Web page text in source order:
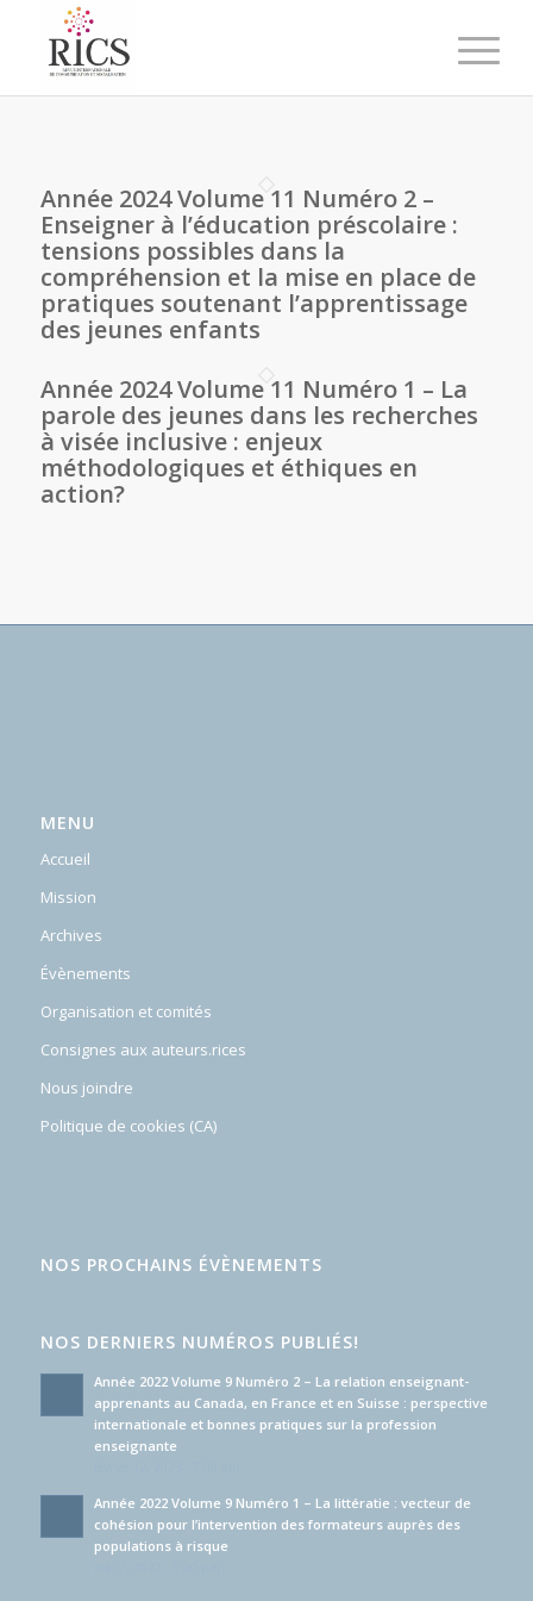
Année 2024 Volume 11 Numéro 2 –
Enseigner à l’éducation préscolaire :
tensions possibles dans la
compréhension et la mise en place de
pratiques soutenant l’apprentissage
des jeunes enfants
Année 2024 Volume 11 Numéro 1 – La
parole des jeunes dans les recherches
à visée inclusive : enjeux
méthodologiques et éthiques en
action?
MENU
Accueil
Mission
Archives
Évènements
Organisation et comités
Consignes aux auteurs.rices
Nous joindre
Politique de cookies (CA)
NOS PROCHAINS ÉVÈNEMENTS
NOS DERNIERS NUMÉROS PUBLIÉS!
Année 2022 Volume 9 Numéro 2 – La relation enseignant-
apprenants au Canada, en France et en Suisse : perspective
internationale et bonnes pratiques sur la profession
enseignante
Année 2022 Volume 9 Numéro 1 – La littératie : vecteur de
cohésion pour l’intervention des formateurs auprès des
populations à risque